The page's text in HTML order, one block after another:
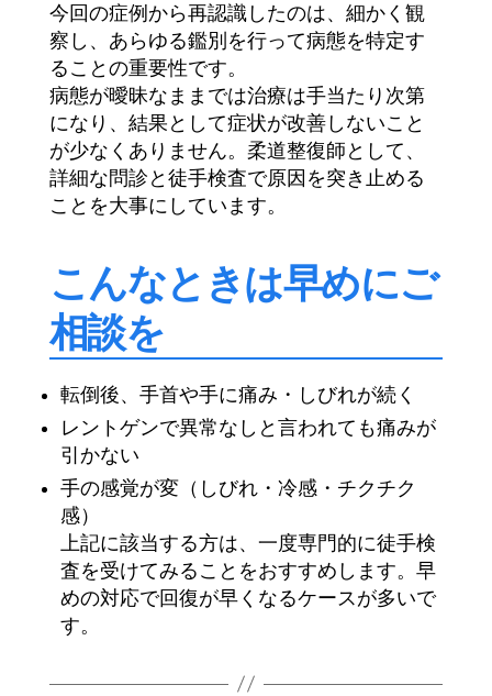
今回の症例から再認識したのは、細かく観
察し、あらゆる鑑別を行って病態を特定す
ることの重要性です。
病態が曖昧なままでは治療は手当たり次第
になり、結果として症状が改善しないこと
が少なくありません。柔道整復師として、
詳細な問診と徒手検査で原因を突き止める
ことを大事にしています。
こんなときは早めにご
相談を
転倒後、手首や手に痛み・しびれが続く
レントゲンで異常なしと言われても痛みが
引かない
手の感覚が変（しびれ・冷感・チクチク
感）
上記に該当する方は、一度専門的に徒手検
査を受けてみることをおすすめします。早
めの対応で回復が早くなるケースが多いで
す。